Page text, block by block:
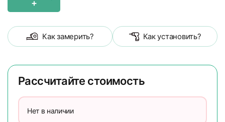
+
Как замерить? Как установить?
Рассчитайте стоимость
Нет в наличии